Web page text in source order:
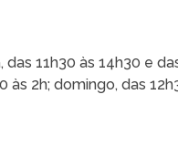
11h30 às 14h30 e
às 2h; domingo, das